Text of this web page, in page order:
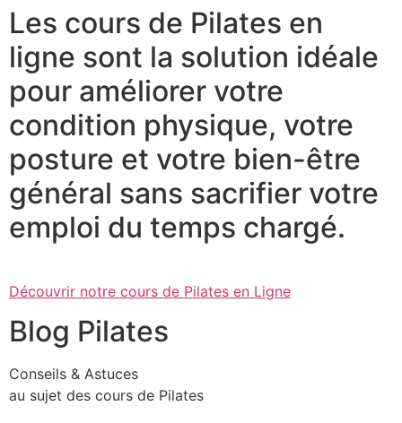
Les cours de Pilates en
ligne sont la solution idéale
pour améliorer votre
condition physique, votre
posture et votre bien-être
général sans sacrifier votre
emploi du temps chargé.
Découvrir notre cours de Pilates en Ligne
Blog Pilates
Conseils & Astuces
au sujet des cours de Pilates